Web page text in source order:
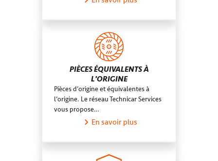
PIÈCES ÉQUIVALENTS À
L'ORIGINE
Pièces d’origine et équivalentes à
l’origine. Le réseau Technicar Services
vous propose…
En savoir plus